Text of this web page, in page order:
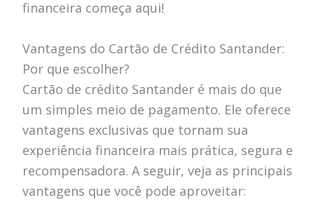
financeira começa aqui!
Vantagens do Cartão de Crédito Santander:
Por que escolher?
Cartão de crédito Santander é mais do que
um simples meio de pagamento. Ele oferece
vantagens exclusivas que tornam sua
experiência financeira mais prática, segura e
recompensadora. A seguir, veja as principais
vantagens que você pode aproveitar: